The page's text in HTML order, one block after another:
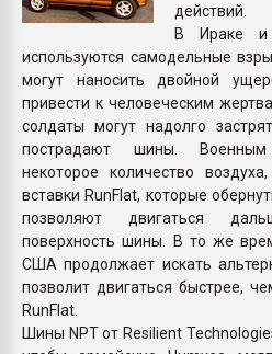
действий.
В Ираке и
используются самодельные
могут наносить двойной
привести к человеческим
солдаты могут надолго
пострадают шины. Военным
некоторое количество
вставки RunFlat, которые
позволяют двигаться
поверхность шины. В то же
США продолжает искать
позволит двигаться быстрее,
RunFlat.
Шины NPT от Resilient